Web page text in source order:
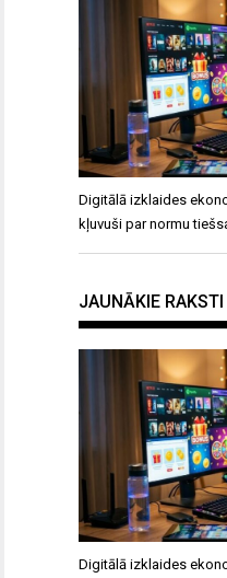
Digitālā izklaides
kļuvuši par normu
JAUNĀKIE RAKSTI
Digitālā izklaides